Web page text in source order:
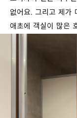
없어요. 그리고 제가
애초에 객실이 많은